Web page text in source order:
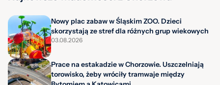
Nowy plac zabaw w Śląskim ZOO. Dzieci
skorzystają ze stref dla różnych grup wiekowych
03.08.2026
Prace na estakadzie w Chorzowie. Uszczelniają
torowisko, żeby wróciły tramwaje między